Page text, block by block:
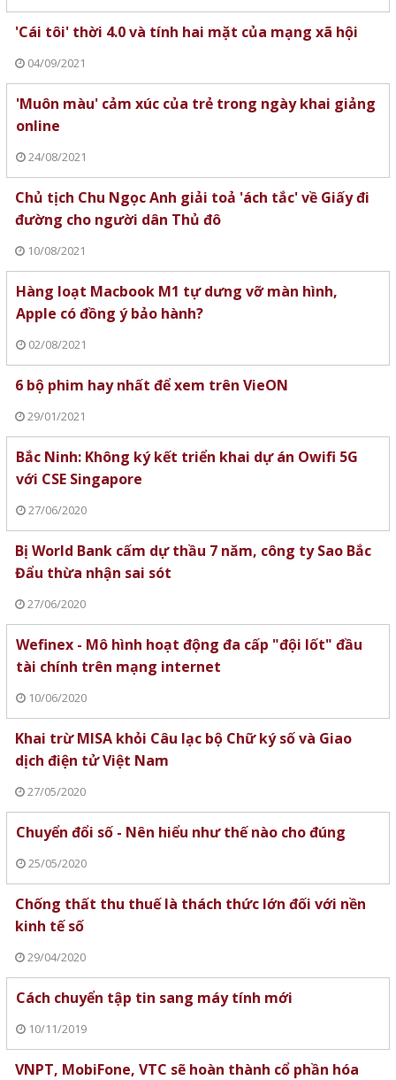
'Cái tôi' thời 4.0 và tính hai mặt của mạng xã hội
04/09/2021
'Muôn màu' cảm xúc của trẻ trong ngày khai giảng
online
24/08/2021
Chủ tịch Chu Ngọc Anh giải toả 'ách tắc' về Giấy đi
đường cho người dân Thủ đô
10/08/2021
Hàng loạt Macbook M1 tự dưng vỡ màn hình,
Apple có đồng ý bảo hành?
02/08/2021
6 bộ phim hay nhất để xem trên VieON
29/01/2021
Bắc Ninh: Không ký kết triển khai dự án Owifi 5G
với CSE Singapore
27/06/2020
Bị World Bank cấm dự thầu 7 năm, công ty Sao Bắc
Đẩu thừa nhận sai sót
27/06/2020
Wefinex - Mô hình hoạt động đa cấp "đội lốt" đầu
tài chính trên mạng internet
10/06/2020
Khai trừ MISA khỏi Câu lạc bộ Chữ ký số và Giao
dịch điện tử Việt Nam
27/05/2020
Chuyển đổi số - Nên hiểu như thế nào cho đúng
25/05/2020
Chống thất thu thuế là thách thức lớn đối với nền
kinh tế số
29/04/2020
Cách chuyển tập tin sang máy tính mới
10/11/2019
VNPT, MobiFone, VTC sẽ hoàn thành cổ phần hóa